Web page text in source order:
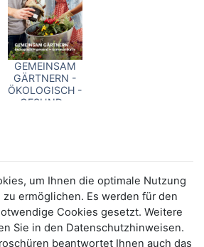
GEMEINSAM
GÄRTNERN -
ÖKOLOGISCH -
GESUND -
um Ihnen die optimale Nutzung
ermöglichen. Es werden für den
Cookies gesetzt. Weitere
Sie in den Datenschutzhinweisen.
beantwortet Ihnen auch das